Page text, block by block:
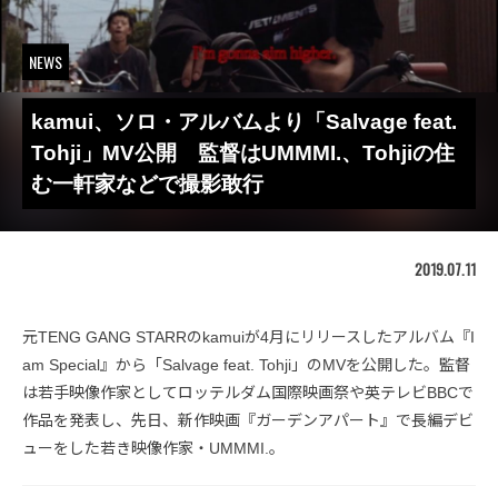
NEWS
kamui、ソロ・アルバムより「Salvage feat.
Tohji」MV公開 監督はUMMMI.、Tohjiの住
む一軒家などで撮影敢行
2019.07.11
元TENG GANG STARRのkamuiが4月にリリースしたアルバム『I
am Special』から「Salvage feat. Tohji」のMVを公開した。監督
は若手映像作家としてロッテルダム国際映画祭や英テレビBBCで
作品を発表し、先日、新作映画『ガーデンアパート』で長編デビ
ューをした若き映像作家・UMMMI.。